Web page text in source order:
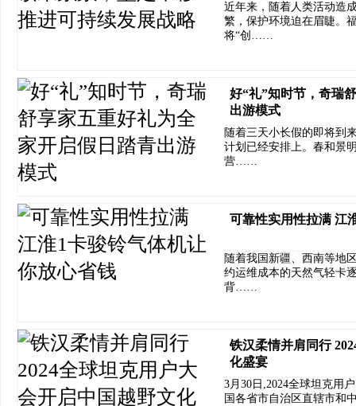
近年来，随着人类活动造
繁，保护环境迫在眉睫。
将“创……
好“礼”知时节，奇瑞
出游模式
随着三天小长假的即将到
计划已经安排上。春和景
营……
可靠性实用性拉满 江
随着我国新疆、西南等地
约运维成本的天然气轻卡
背……
铁汉柔情并肩同行
化盛宴
3月30日,2024全球坦克用
国各省市自治区直辖市和